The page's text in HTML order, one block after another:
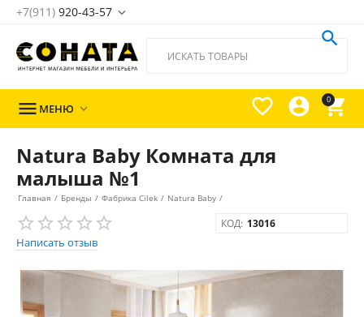
+7(911) 920-43-57 
0




 МЕНЮ 
Natura Baby Комната для
малыша №1
Главная / Бренды / Фабрика Cilek / Natura Baby /
Написать отзыв
КОД: 13016